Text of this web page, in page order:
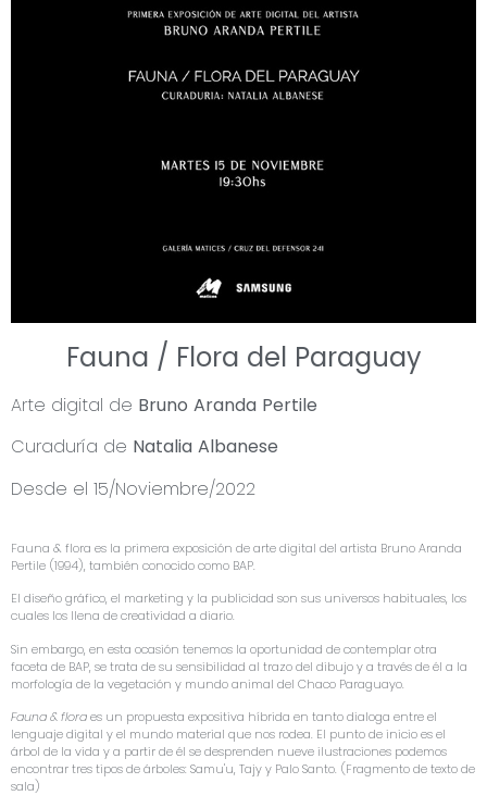
Fauna / Flora del Paraguay
Arte digital de Bruno Aranda Pertile
Curaduría de Natalia Albanese
Desde el 15/Noviembre/2022
Fauna & flora es la primera exposición de arte digital del artista Bruno Aranda
Pertile (1994), también conocido como BAP.
El diseño gráfico, el marketing y la publicidad son sus universos habituales, los
cuales los llena de creatividad a diario.
Sin embargo, en esta ocasión tenemos la oportunidad de contemplar otra
faceta de BAP, se trata de su sensibilidad al trazo del dibujo y a través de él a la
morfología de la vegetación y mundo animal del Chaco Paraguayo.
Fauna & floraes un propuesta expositiva híbrida en tanto dialoga entre el
lenguaje digital y el mundo material que nos rodea. El punto de inicio es el
árbol de la vida y a partir de él se desprenden nueve ilustraciones podemos
encontrar tres tipos de árboles: Samu'u, Tajy y Palo Santo. (Fragmento de texto de
sala)